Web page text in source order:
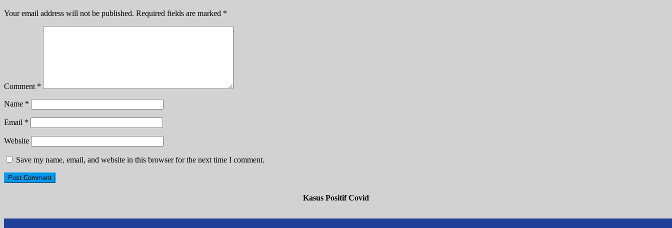
Your email address will not be published. Required fields are marked *
Comment *
Name *
Email *
Website
Save my name, email, and website in this browser for the next time I comment.
Kasus Positif Covid